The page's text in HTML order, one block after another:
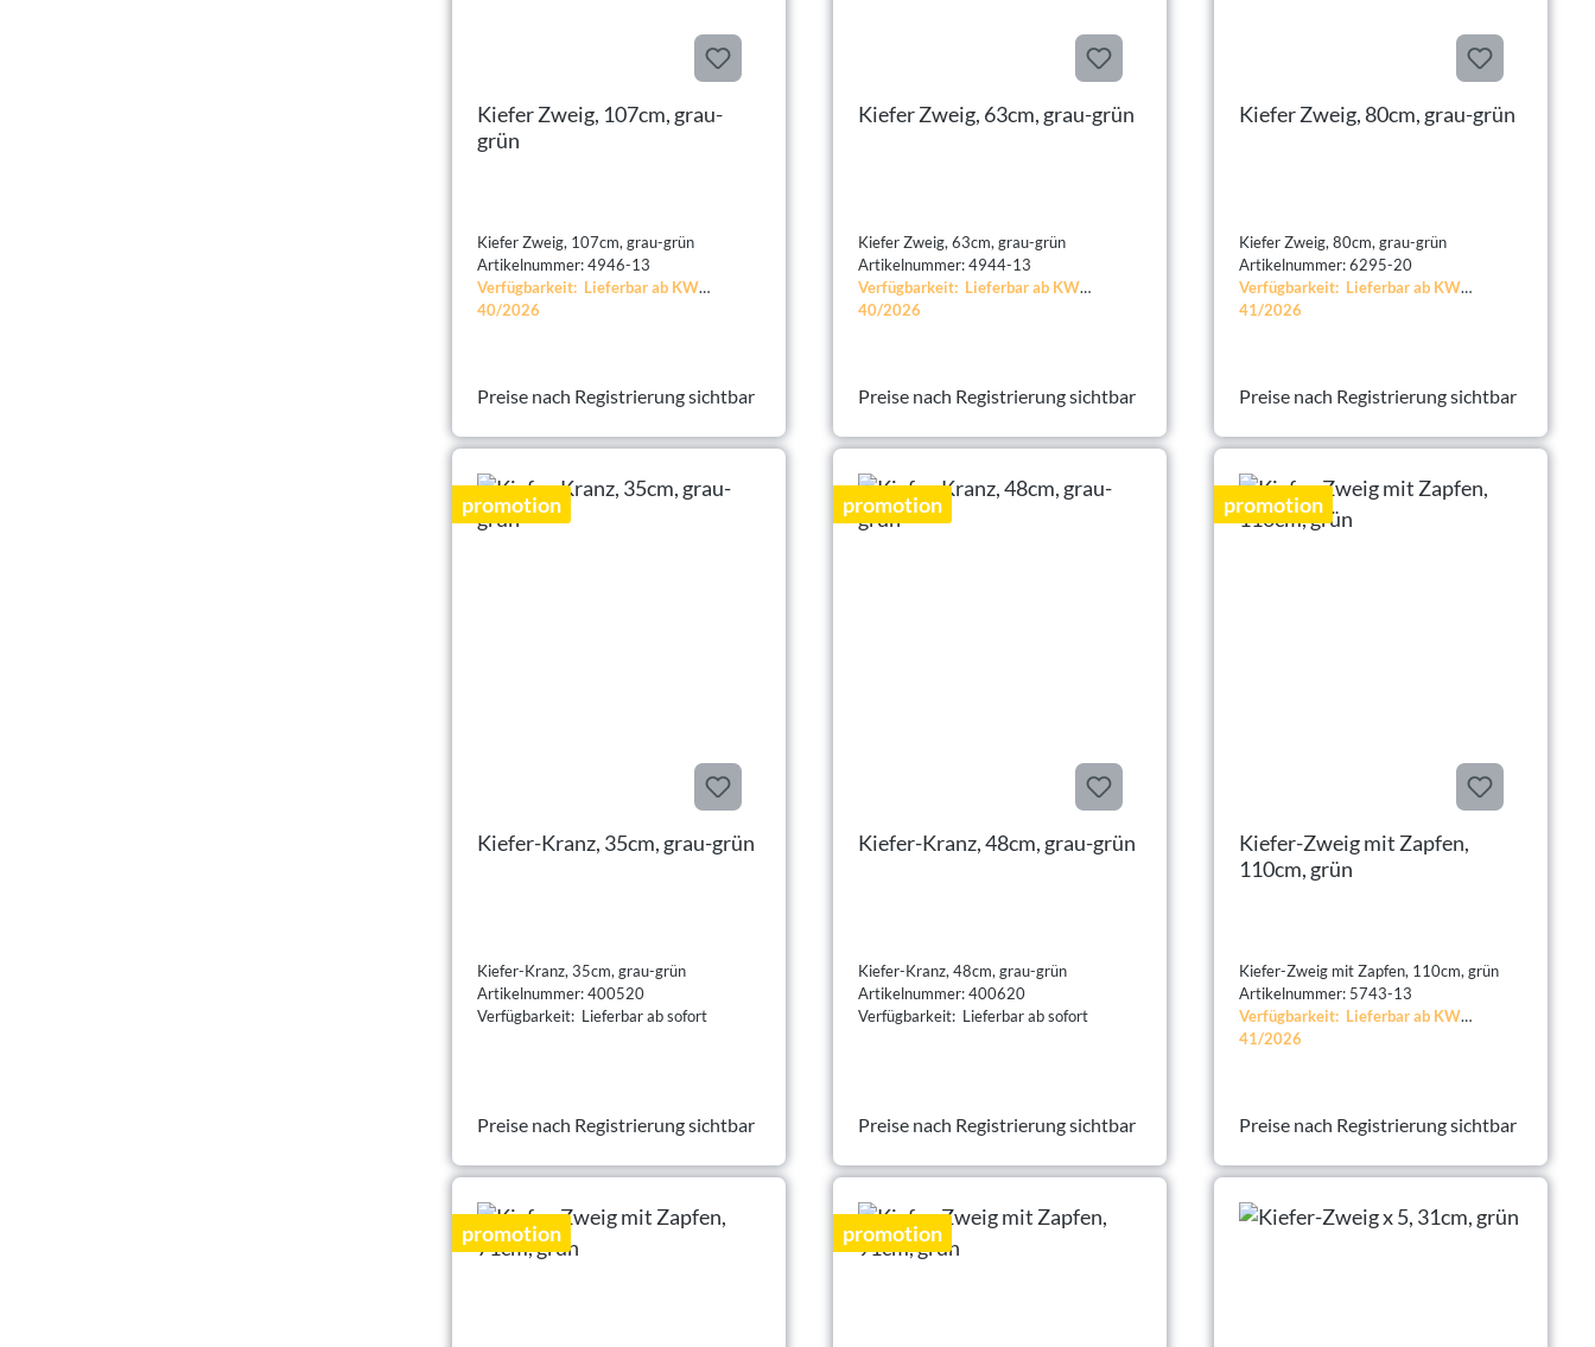
Kiefer Zweig, 107cm, grau-
grün
Kiefer Zweig, 107cm, grau-grün
Artikelnummer: 4946-13
Verfügbarkeit: Lieferbar ab KW
40/2026
Preise nach Registrierung sichtbar
Kiefer Zweig, 63cm, grau-grün
Kiefer Zweig, 63cm, grau-grün
Artikelnummer: 4944-13
Verfügbarkeit: Lieferbar ab KW
40/2026
Preise nach Registrierung sichtbar
Kiefer Zweig, 80cm, grau-grün
Kiefer Zweig, 80cm, grau-grün
Artikelnummer: 6295-20
Verfügbarkeit: Lieferbar ab KW
41/2026
Preise nach Registrierung sichtbar
promotion
Kiefer-Kranz, 35cm, grau-grün
Kiefer-Kranz, 35cm, grau-grün
Artikelnummer: 400520
Verfügbarkeit: Lieferbar ab sofort
Preise nach Registrierung sichtbar
promotion
Kiefer-Kranz, 48cm, grau-grün
Kiefer-Kranz, 48cm, grau-grün
Artikelnummer: 400620
Verfügbarkeit: Lieferbar ab sofort
Preise nach Registrierung sichtbar
promotion
Kiefer-Zweig mit Zapfen,
110cm, grün
Kiefer-Zweig mit Zapfen, 110cm, grün
Artikelnummer: 5743-13
Verfügbarkeit: Lieferbar ab KW
41/2026
Preise nach Registrierung sichtbar
promotion promotion